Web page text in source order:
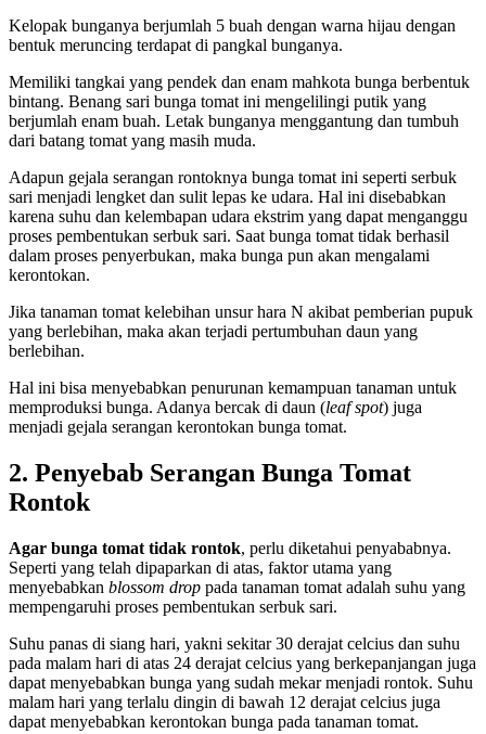
Kelopak bunganya berjumlah 5 buah dengan warna hijau dengan
bentuk meruncing terdapat di pangkal bunganya.
Memiliki tangkai yang pendek dan enam mahkota bunga berbentuk
bintang. Benang sari bunga tomat ini mengelilingi putik yang
berjumlah enam buah. Letak bunganya menggantung dan tumbuh
dari batang tomat yang masih muda.
Adapun gejala serangan rontoknya bunga tomat ini seperti serbuk
sari menjadi lengket dan sulit lepas ke udara. Hal ini disebabkan
karena suhu dan kelembapan udara ekstrim yang dapat menganggu
proses pembentukan serbuk sari. Saat bunga tomat tidak berhasil
dalam proses penyerbukan, maka bunga pun akan mengalami
kerontokan.
Jika tanaman tomat kelebihan unsur hara N akibat pemberian pupuk
yang berlebihan, maka akan terjadi pertumbuhan daun yang
berlebihan.
Hal ini bisa menyebabkan penurunan kemampuan tanaman untuk
memproduksi bunga. Adanya bercak di daun (leaf spot) juga
menjadi gejala serangan kerontokan bunga tomat.
2. Penyebab Serangan Bunga Tomat
Rontok
Agar bunga tomat tidak rontok, perlu diketahui penyababnya.
Seperti yang telah dipaparkan di atas, faktor utama yang
menyebabkan blossom drop pada tanaman tomat adalah suhu yang
mempengaruhi proses pembentukan serbuk sari.
Suhu panas di siang hari, yakni sekitar 30 derajat celcius dan suhu
pada malam hari di atas 24 derajat celcius yang berkepanjangan juga
dapat menyebabkan bunga yang sudah mekar menjadi rontok. Suhu
malam hari yang terlalu dingin di bawah 12 derajat celcius juga
dapat menyebabkan kerontokan bunga pada tanaman tomat.